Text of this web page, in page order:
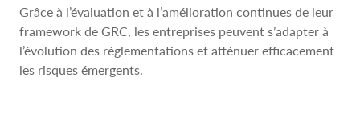
Grâce à l’évaluation et à l’amélioration continues de leur
framework de GRC, les entreprises peuvent s’adapter à
l’évolution des réglementations et atténuer efficacement
les risques émergents.